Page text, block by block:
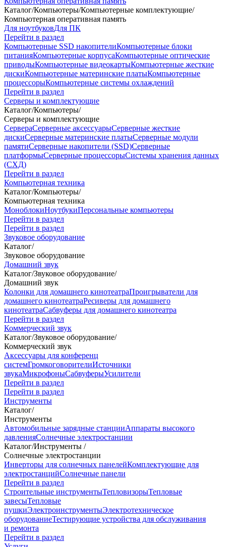
Каталог/Компьютеры/Компьютерные комплектующие/
Компьютерная оперативная память
Для ноутбуковДля ПК
Перейти в раздел
Компьютерные SSD накопителиКомпьютерные блоки
питанияКомпьютерные корпусаКомпьютерные оптические
приводыКомпьютерные видеокартыКомпьютерные жесткие
дискиКомпьютерные материнские платыКомпьютерные
процессорыКомпьютерные системы охлаждений
Перейти в раздел
Серверы и комплектующие
Каталог/Компьютеры/
Серверы и комплектующие
СервераСерверные аксессуарыСерверные жесткие
дискиСерверные материнские платыСерверные модули
памятиСерверные накопители (SSD)Серверные
платформыСерверные процессорыСистемы хранения данных
(СХД)
Перейти в раздел
Компьютерная техника
Каталог/Компьютеры/
Компьютерная техника
МоноблокиНоутбукиПерсональные компьютеры
Перейти в раздел
Перейти в раздел
Звуковое оборудование
Каталог/
Звуковое оборудование
Домашний звук
Каталог/Звуковое оборудование/
Домашний звук
Колонки для домашнего кинотеатраПроигрыватели для
домашнего кинотеатраРесиверы для домашнего
кинотеатраСабвуферы для домашнего кинотеатра
Перейти в раздел
Коммерческий звук
Каталог/Звуковое оборудование/
Коммерческий звук
Аксессуары для конференц
системГромкоговорителиИсточники
звукаМикрофоныСабвуферыУсилители
Перейти в раздел
Перейти в раздел
Инструменты
Каталог/
Инструменты
Автомобильные зарядные станцииАппараты высокого
давленияСолнечные электростанции
Каталог/Инструменты /
Солнечные электростанции
Инверторы для солнечных панелейКомплектующие для
электростанцийСолнечные панели
Перейти в раздел
Строительные инструментыТепловизорыТепловые
завесыТепловые
пушкиЭлектроинструментыЭлектротехническое
оборудованиеТестирующие устройства для обслуживания
и ремонта
Перейти в раздел